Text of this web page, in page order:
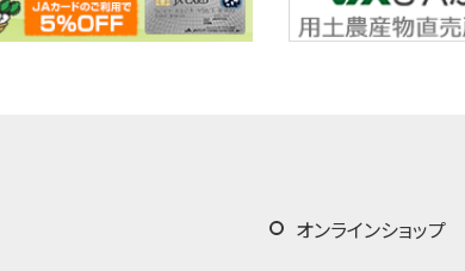
オンラインショップ